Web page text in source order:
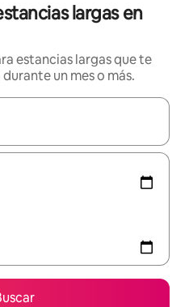
largas en
estancias largas que te
un mes o más.
disponibles, podrás navegar